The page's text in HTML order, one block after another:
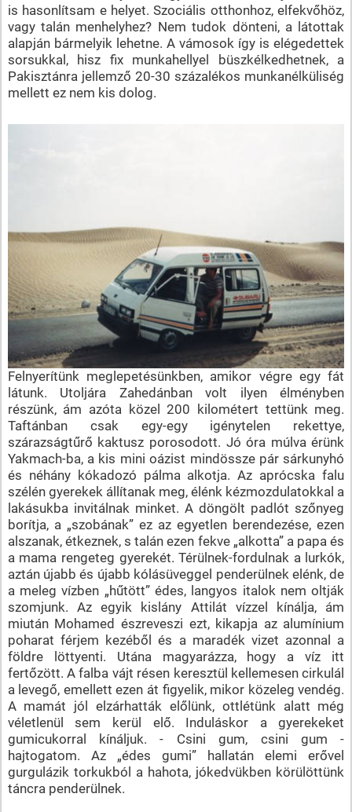
is hasonlítsam e helyet. Szociális otthonhoz, elfekvőhöz,
vagy talán menhelyhez? Nem tudok dönteni, a látottak
alapján bármelyik lehetne. A vámosok így is elégedettek
sorsukkal, hisz fix munkahellyel büszkélkedhetnek, a
Pakisztánra jellemző 20-30 százalékos munkanélküliség
mellett ez nem kis dolog.
Felnyerítünk meglepetésünkben, amikor végre egy fát
látunk. Utoljára Zahedánban volt ilyen élményben
részünk, ám azóta közel 200 kilométert tettünk meg.
Taftánban csak egy-egy igénytelen rekettye,
szárazságtűrő kaktusz porosodott. Jó óra múlva érünk
Yakmach-ba, a kis mini oázist mindössze pár sárkunyhó
és néhány kókadozó pálma alkotja. Az aprócska falu
szélén gyerekek állítanak meg, élénk kézmozdulatokkal a
lakásukba invitálnak minket. A döngölt padlót szőnyeg
borítja, a „szobának” ez az egyetlen berendezése, ezen
alszanak, étkeznek, s talán ezen fekve „alkotta” a papa és
a mama rengeteg gyerekét. Térülnek-fordulnak a lurkók,
aztán újabb és újabb kólásüveggel penderülnek elénk, de
a meleg vízben „hűtött” édes, langyos italok nem oltják
szomjunk. Az egyik kislány Attilát vízzel kínálja, ám
miután Mohamed észreveszi ezt, kikapja az alumínium
poharat férjem kezéből és a maradék vizet azonnal a
földre löttyenti. Utána magyarázza, hogy a víz itt
fertőzött. A falba vájt résen keresztül kellemesen cirkulál
a levegő, emellett ezen át figyelik, mikor közeleg vendég.
A mamát jól elzárhatták előlünk, ottlétünk alatt még
véletlenül sem kerül elő. Induláskor a gyerekeket
gumicukorral kínáljuk. - Csini gum, csini gum -
hajtogatom. Az „édes gumi” hallatán elemi erővel
gurgulázik torkukból a hahota, jókedvükben körülöttünk
táncra penderülnek.